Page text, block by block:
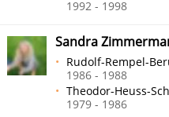
1992 - 1998
Sandra
Rudolf-Rempel-
1986 - 1988
Theodor-Heuss-
1979 - 1986